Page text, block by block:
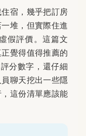
宿，幾乎把訂房
堆，但實際住進
假評價。這篇文
覺得值得推薦的
分數字，還仔細
聊天挖出一些隱
這份清單應該能